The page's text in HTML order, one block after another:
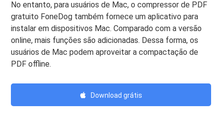
No entanto, para usuários de Mac, o compressor de PDF
gratuito FoneDog também fornece um aplicativo para
instalar em dispositivos Mac. Comparado com a versão
online, mais funções são adicionadas. Dessa forma, os
usuários de Mac podem aproveitar a compactação de
PDF offline.
Download grátis